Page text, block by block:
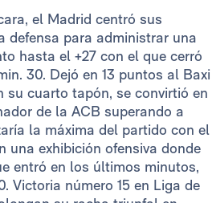
el Madrid centró sus
defensa para administrar una
hasta el +27 con el que cerró
30. Dejó en 13 puntos al Baxi
su cuarto tapón, se convirtió en
de la ACB superando a
la máxima del partido con el
una exhibición ofensiva donde
entró en los últimos minutos,
Victoria número 15 en Liga de